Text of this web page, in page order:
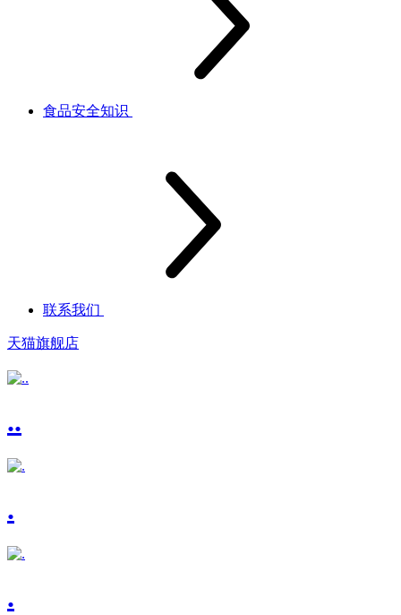
食品安全知识
联系我们
天猫旗舰店
..
.
.